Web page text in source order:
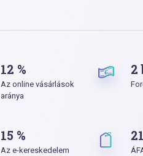
12 %
Az online vásárlások
aránya
2
15 %
Az e-kereskedelem